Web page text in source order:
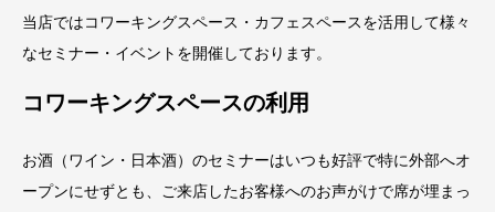
当店ではコワーキングスペース・カフェスペースを活用して様々
なセミナー・イベントを開催しております。
コワーキングスペースの利用
お酒（ワイン・日本酒）のセミナーはいつも好評で特に外部へオ
ープンにせずとも、ご来店したお客様へのお声がけで席が埋まっ